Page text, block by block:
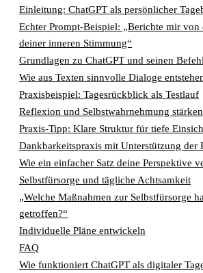
Einleitung: ChatGPT als persönlicher
Echter Prompt-Beispiel: „Berichte mir von
deiner inneren Stimmung“
Grundlagen zu ChatGPT und seinen
Wie aus Texten sinnvolle Dialoge
Praxisbeispiel: Tagesrückblick als Testlauf
Reflexion und Selbstwahrnehmung stärken
Praxis-Tipp: Klare Struktur für tiefe
Dankbarkeitspraxis mit Unterstützung der
Wie ein einfacher Satz deine Perspektive
Selbstfürsorge und tägliche Achtsamkeit
„Welche Maßnahmen zur Selbstfürsorge
getroffen?“
Individuelle Pläne entwickeln
FAQ
Wie funktioniert ChatGPT als digitaler